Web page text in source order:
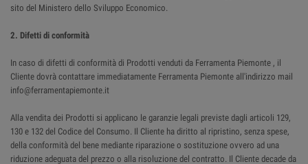
sito del Ministero dello Sviluppo Economico.
2. Difetti di conformità
In caso di difetti di conformità di Prodotti venduti da Ferramenta Piemonte , il
Cliente dovrà contattare immediatamente Ferramenta Piemonte all'indirizzo mail
info@ferramentapiemonte.it
Alla vendita dei Prodotti si applicano le garanzie legali previste dagli articoli 129,
130 e 132 del Codice del Consumo. Il Cliente ha diritto al ripristino, senza spese,
della conformità del bene mediante riparazione o sostituzione ovvero ad una
riduzione adeguata del prezzo o alla risoluzione del contratto. Il Cliente decade da